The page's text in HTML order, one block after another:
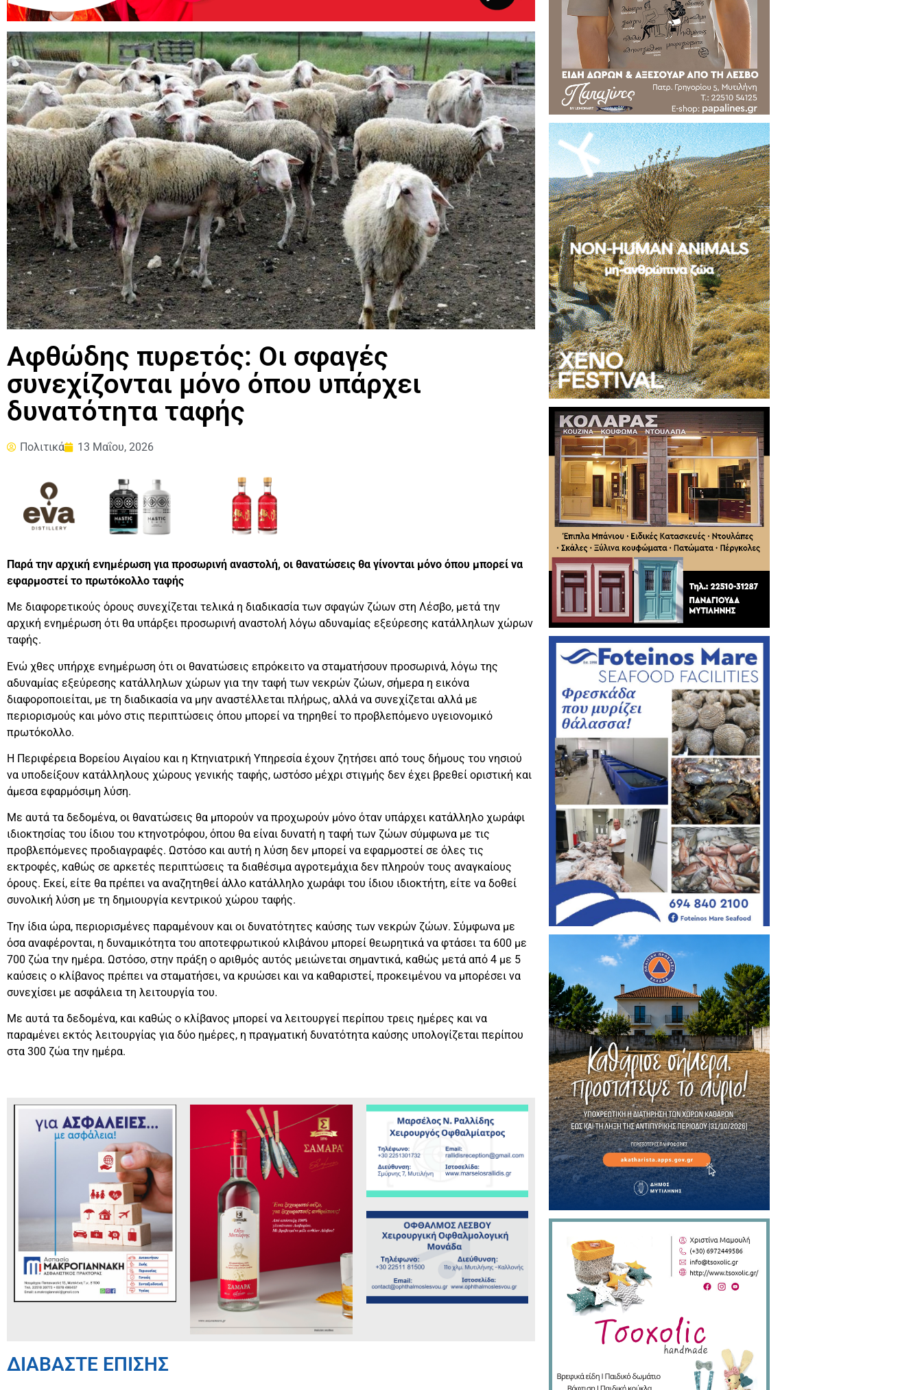
Αφθώδης πυρετός: Οι σφαγές
συνεχίζονται μόνο όπου υπάρχει
δυνατότητα ταφής
Πολιτικά 13 Μαΐου, 2026
Παρά την αρχική ενημέρωση για προσωρινή αναστολή, οι θανατώσεις θα γίνονται μόνο όπου μπορεί να
εφαρμοστεί το πρωτόκολλο ταφής
Με διαφορετικούς όρους συνεχίζεται τελικά η διαδικασία των σφαγών ζώων στη Λέσβο, μετά την
αρχική ενημέρωση ότι θα υπάρξει προσωρινή αναστολή λόγω αδυναμίας εξεύρεσης κατάλληλων χώρων
ταφής.
Ενώ χθες υπήρχε ενημέρωση ότι οι θανατώσεις επρόκειτο να σταματήσουν προσωρινά, λόγω της
αδυναμίας εξεύρεσης κατάλληλων χώρων για την ταφή των νεκρών ζώων, σήμερα η εικόνα
διαφοροποιείται, με τη διαδικασία να μην αναστέλλεται πλήρως, αλλά να συνεχίζεται αλλά με
περιορισμούς και μόνο στις περιπτώσεις όπου μπορεί να τηρηθεί το προβλεπόμενο υγειονομικό
πρωτόκολλο.
Η Περιφέρεια Βορείου Αιγαίου και η Κτηνιατρική Υπηρεσία έχουν ζητήσει από τους δήμους του νησιού
να υποδείξουν κατάλληλους χώρους γενικής ταφής, ωστόσο μέχρι στιγμής δεν έχει βρεθεί οριστική και
άμεσα εφαρμόσιμη λύση.
Με αυτά τα δεδομένα, οι θανατώσεις θα μπορούν να προχωρούν μόνο όταν υπάρχει κατάλληλο χωράφι
ιδιοκτησίας του ίδιου του κτηνοτρόφου, όπου θα είναι δυνατή η ταφή των ζώων σύμφωνα με τις
προβλεπόμενες προδιαγραφές. Ωστόσο και αυτή η λύση δεν μπορεί να εφαρμοστεί σε όλες τις
εκτροφές, καθώς σε αρκετές περιπτώσεις τα διαθέσιμα αγροτεμάχια δεν πληρούν τους αναγκαίους
όρους. Εκεί, είτε θα πρέπει να αναζητηθεί άλλο κατάλληλο χωράφι του ίδιου ιδιοκτήτη, είτε να δοθεί
συνολική λύση με τη δημιουργία κεντρικού χώρου ταφής.
Την ίδια ώρα, περιορισμένες παραμένουν και οι δυνατότητες καύσης των νεκρών ζώων. Σύμφωνα με
όσα αναφέρονται, η δυναμικότητα του αποτεφρωτικού κλιβάνου μπορεί θεωρητικά να φτάσει τα 600 με
700 ζώα την ημέρα. Ωστόσο, στην πράξη ο αριθμός αυτός μειώνεται σημαντικά, καθώς μετά από 4 με 5
καύσεις ο κλίβανος πρέπει να σταματήσει, να κρυώσει και να καθαριστεί, προκειμένου να μπορέσει να
συνεχίσει με ασφάλεια τη λειτουργία του.
Με αυτά τα δεδομένα, και καθώς ο κλίβανος μπορεί να λειτουργεί περίπου τρεις ημέρες και να
παραμένει εκτός λειτουργίας για δύο ημέρες, η πραγματική δυνατότητα καύσης υπολογίζεται περίπου
στα 300 ζώα την ημέρα.
ΔΙΑΒΑΣΤΕ ΕΠΙΣΗΣ